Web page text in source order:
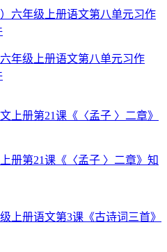
年级上册语文第八单元习作
册第21课《〈孟子 〉二章》知